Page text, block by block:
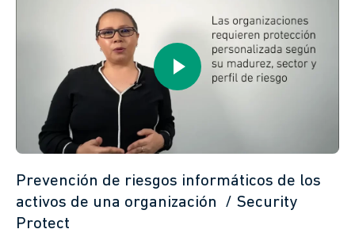
Prevención de riesgos informáticos de los
activos de una organización / Security
Protect